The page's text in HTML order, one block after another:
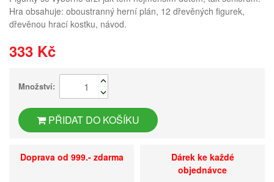
Hra obsahuje: oboustranný herní plán, 12 dřevěných figurek,
dřevěnou hrací kostku, návod.
333 Kč
Množství:
PŘIDAT DO KOŠÍKU
Doprava od 999.- zdarma
Dárek ke každé
objednávce